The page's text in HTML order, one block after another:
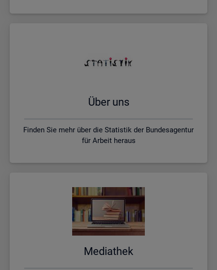
Über uns
Finden Sie mehr über die Statistik der Bundesagentur
für Arbeit heraus
Me­dia­thek